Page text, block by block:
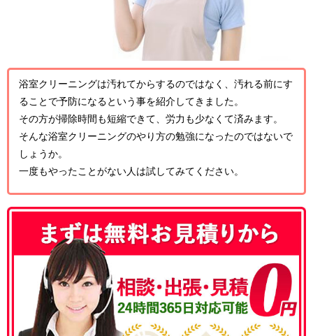
浴室クリーニングは汚れてからするのではなく、汚れる前にす
ることで予防になるという事を紹介してきました。
その方が掃除時間も短縮できて、労力も少なくて済みます。
そんな浴室クリーニングのやり方の勉強になったのではないで
しょうか。
一度もやったことがない人は試してみてください。